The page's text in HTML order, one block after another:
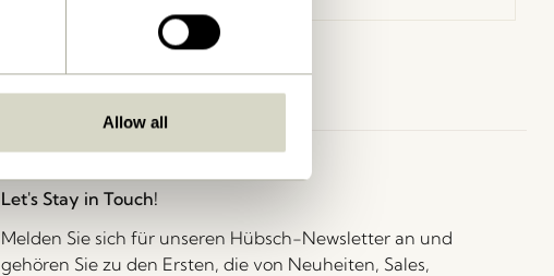
Allow all
Let's Stay in Touch!
Melden Sie sich für unseren Hübsch-Newsletter an und
gehören Sie zu den Ersten, die von Neuheiten, Sales,